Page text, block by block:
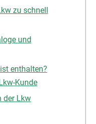
zu schnell
und
enthalten?
Kunde
der Lkw